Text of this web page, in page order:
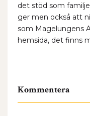
det stöd som
ger men också att
som Magelungens
hemsida, det finns
Kommentera